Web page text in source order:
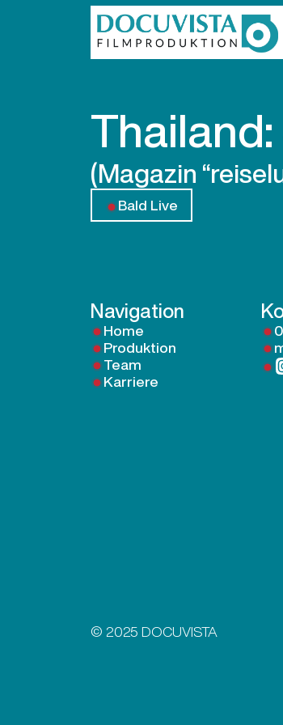
(Magazin
Bald Live
Navigation
Home
Produktion
Team
Karriere
© 2025 DOCUVISTA